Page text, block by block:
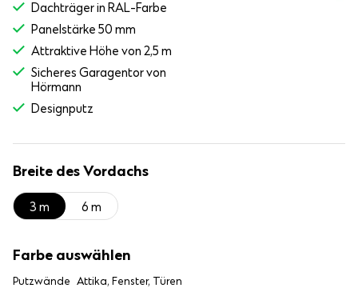
Dachträger in RAL-Farbe
Panelstärke 50 mm
Attraktive Höhe von 2,5 m
Sicheres Garagentor von
Hörmann
Designputz
Breite des Vordachs
3 m 6 m
Farbe auswählen
Putzwände Attika, Fenster, Türen